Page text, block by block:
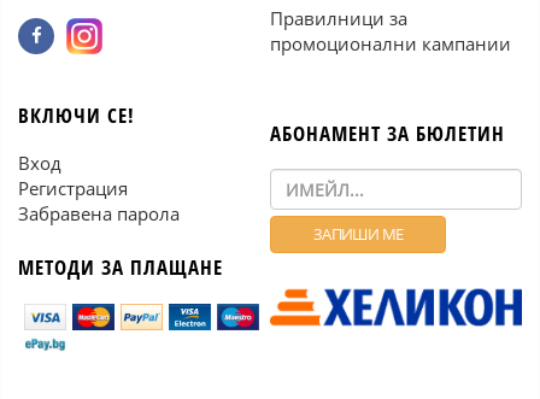
Правилници за
промоционални кампании
ВКЛЮЧИ СЕ!
Вход
Регистрация
Забравена парола
МЕТОДИ ЗА ПЛАЩАНЕ
АБОНАМЕНТ ЗА БЮЛЕТИН